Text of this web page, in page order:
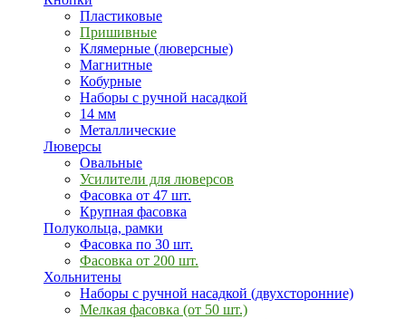
Пластиковые
Пришивные
Клямерные (люверсные)
Магнитные
Кобурные
Наборы с ручной насадкой
14 мм
Металлические
Люверсы
Овальные
Усилители для люверсов
Фасовка от 47 шт.
Крупная фасовка
Полукольца, рамки
Фасовка по 30 шт.
Фасовка от 200 шт.
Хольнитены
Наборы с ручной насадкой (двухсторонние)
Мелкая фасовка (от 50 шт.)